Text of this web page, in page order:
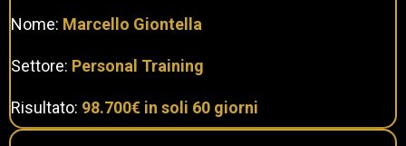
Nome: Marcello Giontella
Settore: Personal Training
Risultato: 98.700€ in soli 60 giorni